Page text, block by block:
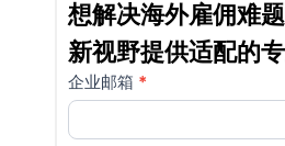
想解决海外雇佣难
新视野提供适配的
详
企业邮箱 *
如果
你是
人